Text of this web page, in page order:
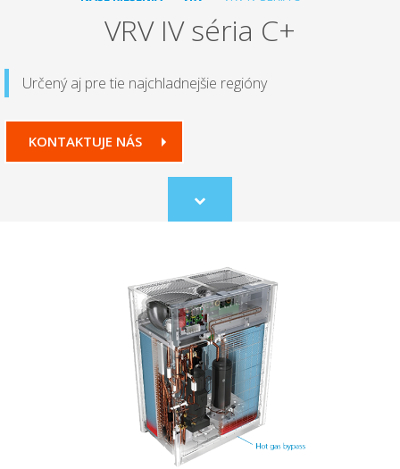
VRV IV séria C+
Určený aj pre tie najchladnejšie regióny
KONTAKTUJE NÁS
Scroll
to